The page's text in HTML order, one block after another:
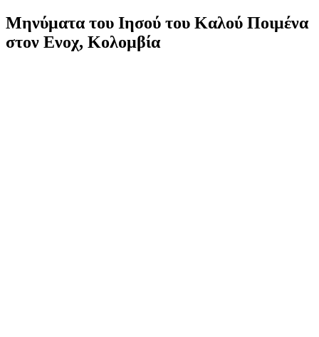
Μηνύματα του Ιησού του Καλού Ποιμένα
στον Ενοχ, Κολομβία